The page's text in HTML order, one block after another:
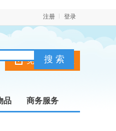
登录
注册
免费发布信息
品 商务服务